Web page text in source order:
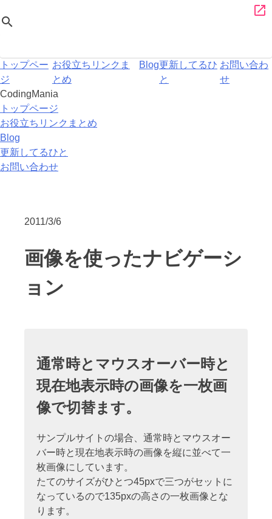
to
search
トップペー
ジ
お役立ちリンクま
とめ
Blog更新してるひ
と
お問い合わ
せ
CodingMania
トップページ
お役立ちリンクまとめ
Blog
更新してるひと
お問い合わせ
2011/3/6
画像を使ったナビゲーシ
ョン
通常時とマウスオーバー時と
現在地表示時の画像を一枚画
像で切替ます。
サンプルサイトの場合、通常時とマウスオー
バー時と現在地表示時の画像を縦に並べて一
枚画像にしています。
たてのサイズがひとつ45pxで三つがセットに
なっているので135pxの高さの一枚画像とな
ります。
open_in_new